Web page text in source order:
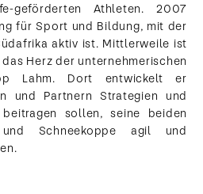
geförderten Athleten. 2007
für Sport und Bildung, mit der
aktiv ist. Mittlerweile ist
Herz der unternehmerischen
Lahm. Dort entwickelt er
und Partnern Strategien und
sollen, seine beiden
und Schneekoppe agil und